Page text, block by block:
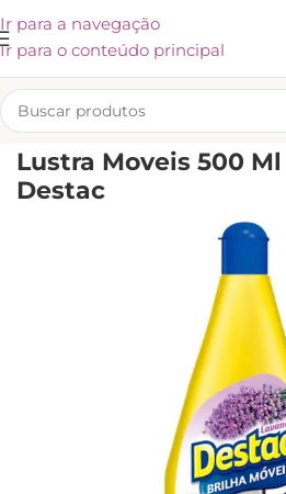
Ir para a navegação
Ir para o conteúdo principal
INÍCIO/LIMPEZA/CUIDADOS PARA A CASA/
Lustra Moveis 500
Destac